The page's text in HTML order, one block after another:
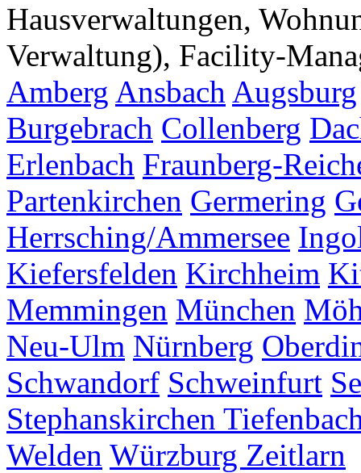
Hausverwaltungen,
Verwaltung), Facility-
Amberg Ansbach Augsburg
Burgebrach Collenberg
Erlenbach Fraunberg-
Partenkirchen Germering
Herrsching/Ammersee
Kiefersfelden Kirchheim
Memmingen München
Neu-Ulm Nürnberg
Schwandorf Schweinfurt
Stephanskirchen
Welden Würzburg Zeitlarn